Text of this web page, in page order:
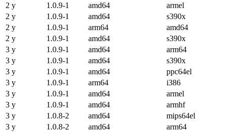
2 y
1.0.9-1 amd64
armel
2 y
1.0.9-1 amd64
s390x
2 y
1.0.9-1 arm64
amd64
2 y
1.0.9-1 amd64
s390x
3 y
1.0.9-1 amd64
arm64
3 y
1.0.9-1 amd64
s390x
3 y
1.0.9-1 amd64
ppc64el
3 y
1.0.9-1 arm64
i386
3 y
1.0.9-1 amd64
armel
3 y
1.0.9-1 amd64
armhf
3 y
1.0.8-2 amd64
mips64el
3 y
1.0.8-2 amd64
arm64